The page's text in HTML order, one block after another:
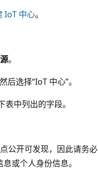
IoT 中心。
。
后选择“IoT 中心”。
表中列出的字段。
公开可发现，因此请务必
或个人身份信息。